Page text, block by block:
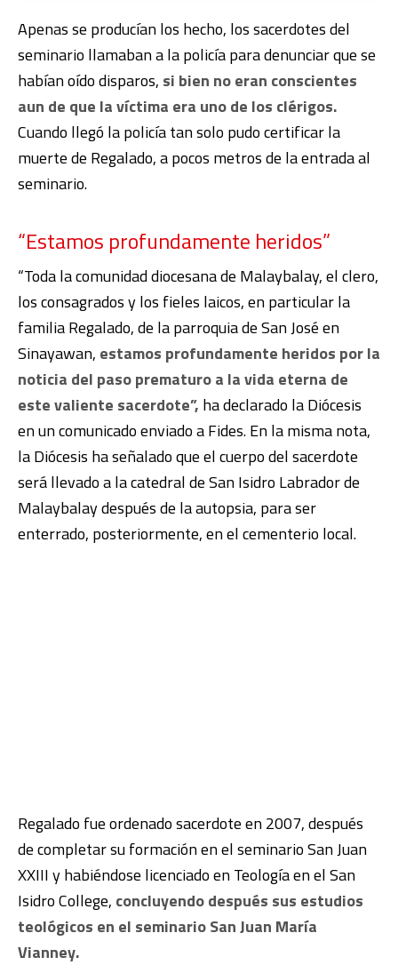
Apenas se producían los hecho, los sacerdotes del
seminario llamaban a la policía para denunciar que se
habían oído disparos, si bien no eran conscientes
aun de que la víctima era uno de los clérigos.
Cuando llegó la policía tan solo pudo certificar la
muerte de Regalado, a pocos metros de la entrada al
seminario.
“Estamos profundamente heridos”
“Toda la comunidad diocesana de Malaybalay, el clero,
los consagrados y los fieles laicos, en particular la
familia Regalado, de la parroquia de San José en
Sinayawan, estamos profundamente heridos por la
noticia del paso prematuro a la vida eterna de
este valiente sacerdote”, ha declarado la Diócesis
en un comunicado enviado a Fides. En la misma nota,
la Diócesis ha señalado que el cuerpo del sacerdote
será llevado a la catedral de San Isidro Labrador de
Malaybalay después de la autopsia, para ser
enterrado, posteriormente, en el cementerio local.
Regalado fue ordenado sacerdote en 2007, después
de completar su formación en el seminario San Juan
XXIII y habiéndose licenciado en Teología en el San
Isidro College, concluyendo después sus estudios
teológicos en el seminario San Juan María
Vianney.